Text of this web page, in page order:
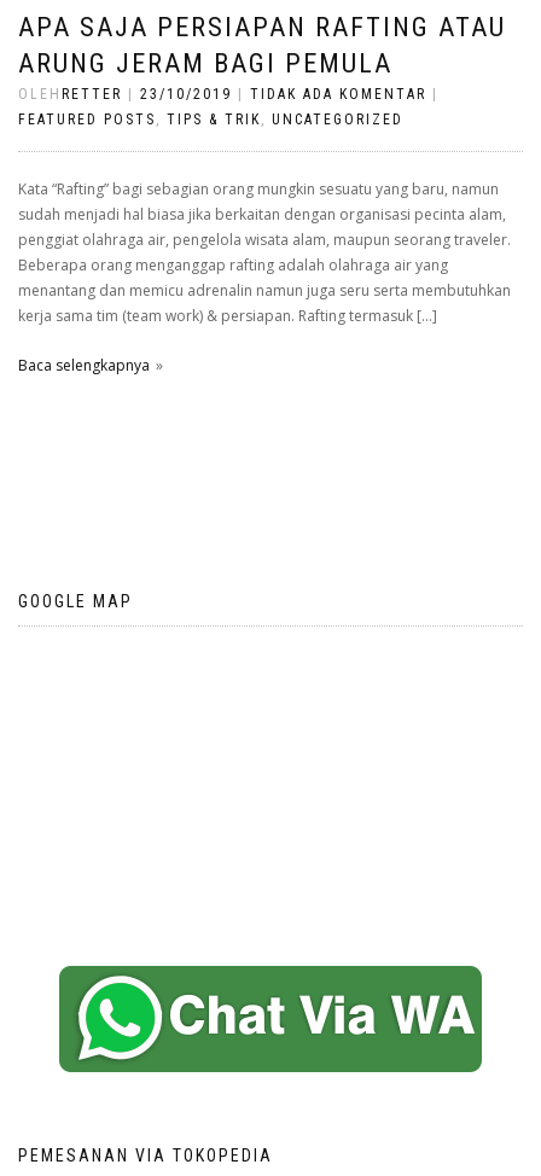
APA SAJA PERSIAPAN RAFTING ATAU
ARUNG JERAM BAGI PEMULA
OLEH RETTER | 23/10/2019 | TIDAK ADA KOMENTAR |
FEATURED POSTS
TIPS & TRIK UNCATEGORIZED
Kata “Rafting” bagi sebagian orang mungkin sesuatu yang baru, namun
sudah menjadi hal biasa jika berkaitan dengan organisasi pecinta alam,
penggiat olahraga air, pengelola wisata alam, maupun seorang traveler.
Beberapa orang menganggap rafting adalah olahraga air yang
menantang dan memicu adrenalin namun juga seru serta membutuhkan
kerja sama tim (team work) & persiapan. Rafting termasuk […]
Baca selengkapnya
GOOGLE MAP
PEMESANAN VIA TOKOPEDIA